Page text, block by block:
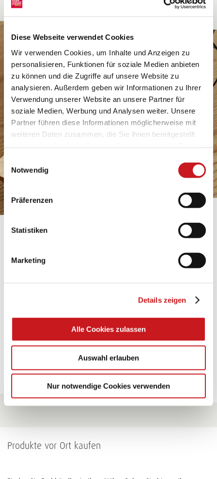
Diese Webseite verwendet Cookies
Wir verwenden Cookies, um Inhalte und Anzeigen zu
personalisieren, Funktionen für soziale Medien anbieten
zu können und die Zugriffe auf unsere Website zu
analysieren. Außerdem geben wir Informationen zu Ihrer
Verwendung unserer Website an unsere Partner für
soziale Medien, Werbung und Analysen weiter. Unsere
Partner führen diese Informationen möglicherweise mit
weiteren Daten zusammen, die Sie ihnen bereitgestellt
Datenschutzhinweisen
mehr darüber, wer wir sind, wie
personenbezogene Daten verarbeiten. Hier geht’s zum
Impressum.
Einwilligungsauswahl
Notwendig
Präferenzen
Statistiken
Marketing
Details zeigen
Alle Cookies zulassen
Auswahl erlauben
Nur notwendige Cookies verwenden
Zum Tipp
Zu allen Tipps
Produkte vor Ort kaufen